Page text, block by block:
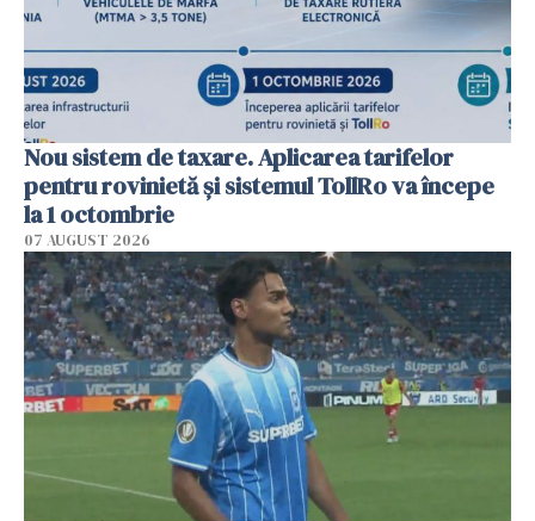
Nou sistem de taxare. Aplicarea tarifelor
pentru rovinietă şi sistemul TollRo va începe
la 1 octombrie
07 AUGUST 2026